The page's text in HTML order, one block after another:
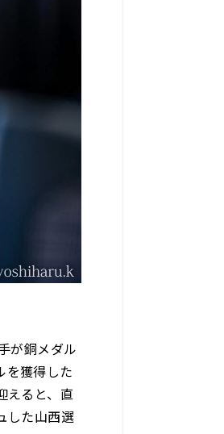
が銅メダル
を獲得した
えると、直
した山西選